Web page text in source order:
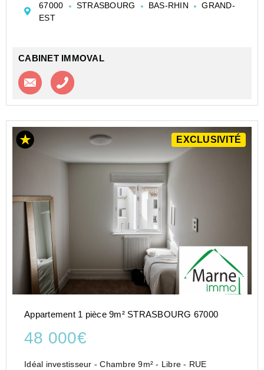
Ce logement lumineux s'ouvre sur une entrée
accueillante de 6,13 m² avec placard intégr...
67000 STRASBOURG BAS-RHIN
GRAND-
EST
CABINET IMMOVAL
Contacter l'agence
EXCLUSIVITÉ
Appartement 1 pièce 9m² STRASBOURG 67000
48 000€
Idéal investisseur - Chambre 9m² - Libre - RUE